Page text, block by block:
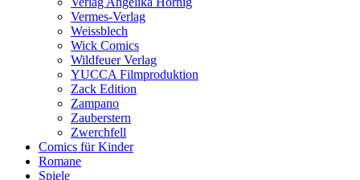
Vermes-Verlag
Weissblech
Wick Comics
Wildfeuer Verlag
YUCCA Filmproduktion
Zack Edition
Zampano
Zauberstern
Zwerchfell
Comics für Kinder
Romane
Spiele